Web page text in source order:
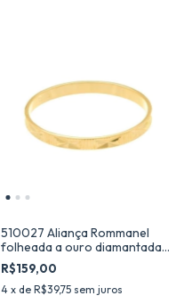
510027 Aliança Rommanel
folheada a ouro diamantada
com X
R$159,00
4 x de R$39,75 sem juros